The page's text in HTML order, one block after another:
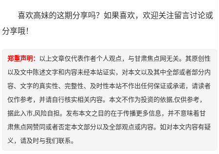
喜欢高妹的这期分享吗？如果喜欢，欢迎关注留言讨论或
分享哦！
郑重声明： 以上文章仅代表作者个人观点，与甘肃焦点网无关。其原创性
以及文中陈述文字和内容未经本站证实，对本文以及其中全部或者部分内
容、文字的真实性、完整性、及时性本站不作出任何保证或承诺，请读者
仅作参考，并请自行核实相关内容。本文不作为投资的依据,仅供参考，
据此入市,风险自担。发布本文之目的在于传播更多信息，并不意味着甘
肃焦点网赞同或者否定本文部分以及全部观点或内容。如对本文内容有疑
义，请及时与我们联系。